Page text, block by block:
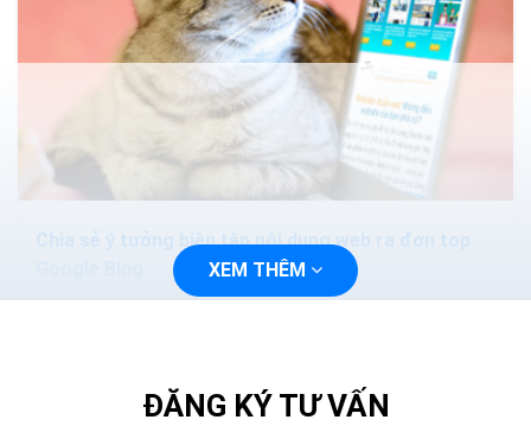
Chia sẻ ý tưởng biên tập nội dung web ra đơn top
Thật hoang mang khi tôi vừa nói ở trên rằng không
XEM THÊM
ĐĂNG KÝ TƯ VẤN